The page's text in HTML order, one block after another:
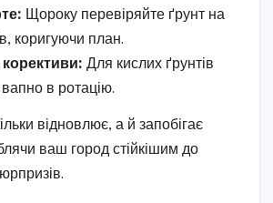
Щороку перевіряйте ґрунт на
коригуючи план.
корективи: Для кислих ґрунтів
в ротацію.
відновлює, а й запобігає
ваш город стійкішим до